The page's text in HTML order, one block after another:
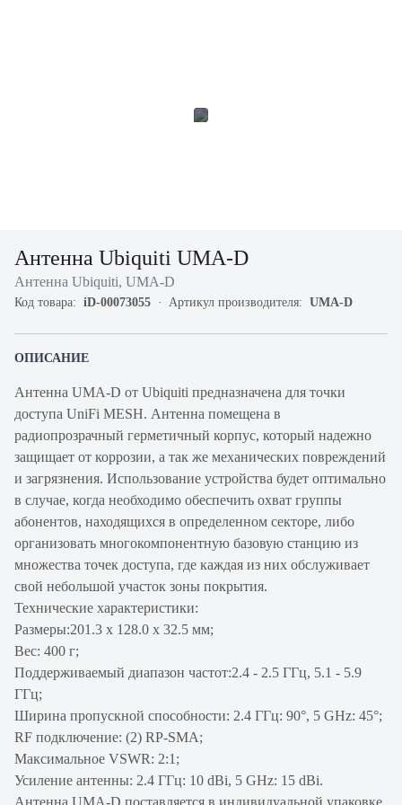
Антенна Ubiquiti UMA-D
Антенна Ubiquiti, UMA-D
Код товара: iD-00073055 Артикул производителя: UMA-D
ОПИСАНИЕ
Антенна UMA-D от Ubiquiti предназначена для точки
доступа UniFi MESH. Антенна помещена в
радиопрозрачный герметичный корпус, который надежно
защищает от коррозии, а так же механических повреждений
и загрязнения. Использование устройства будет оптимально
в случае, когда необходимо обеспечить охват группы
абонентов, находящихся в определенном секторе, либо
организовать многокомпонентную базовую станцию из
множества точек доступа, где каждая из них обслуживает
свой небольшой участок зоны покрытия.
Технические характеристики:
Размеры:201.3 x 128.0 x 32.5 мм;
Вес: 400 г;
Поддерживаемый диапазон частот:2.4 - 2.5 ГГц, 5.1 - 5.9
ГГц;
Ширина пропускной способности: 2.4 ГГц: 90°, 5 GHz: 45°;
RF подключение: (2) RP-SMA;
Максимальное VSWR: 2:1;
Усиление антенны: 2.4 ГГц: 10 dBi, 5 GHz: 15 dBi.
Антенна UMA-D поставляется в индивидуальной упаковке.